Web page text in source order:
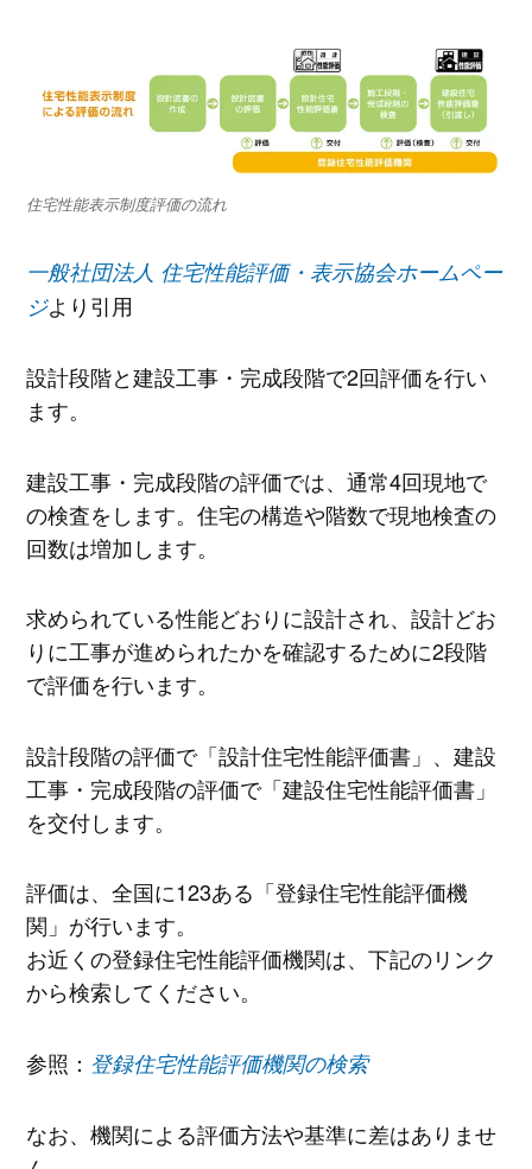
住宅性能表示制度評価の流れ
一般社団法人 住宅性能評価・表示協会ホームペー
ジより引用
設計段階と建設工事・完成段階で2回評価を行い
ます。
建設工事・完成段階の評価では、通常4回現地で
の検査をします。住宅の構造や階数で現地検査の
回数は増加します。
求められている性能どおりに設計され、設計どお
りに工事が進められたかを確認するために2段階
で評価を行います。
設計段階の評価で「設計住宅性能評価書」、建設
工事・完成段階の評価で「建設住宅性能評価書」
を交付します。
評価は、全国に123ある「登録住宅性能評価機
関」が行います。
お近くの登録住宅性能評価機関は、下記のリンク
から検索してください。
参照： 登録住宅性能評価機関の検索
なお、機関による評価方法や基準に差はありませ